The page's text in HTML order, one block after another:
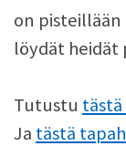
on pisteillään
löydät heidät
Tutustu
Ja tästä